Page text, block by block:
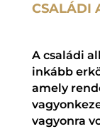
CSALÁDI
A családi
inkább
amely
vagyonra